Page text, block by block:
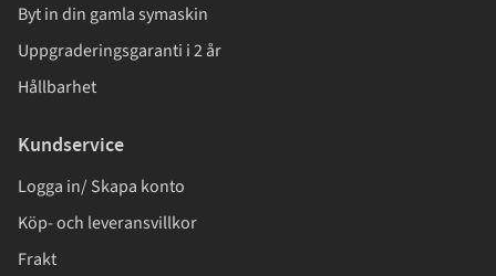
Byt in din gamla symaskin
Uppgraderingsgaranti i 2 år
Hållbarhet
Kundservice
Logga in/ Skapa konto
Köp- och leveransvillkor
Frakt